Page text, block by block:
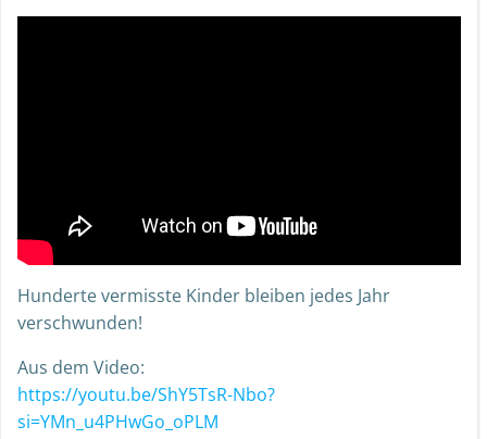
Hunderte vermisste Kinder bleiben jedes Jahr
verschwunden!
Aus dem Video:
https://youtu.be/ShY5TsR-Nbo?
si=YMn_u4PHwGo_oPLM